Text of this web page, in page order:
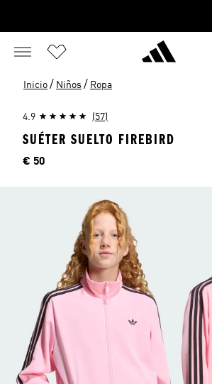
Inicio / Niños / Ropa
4.9 (57)
SUÉTER SUELTO FIREBIRD
Precio
€ 50